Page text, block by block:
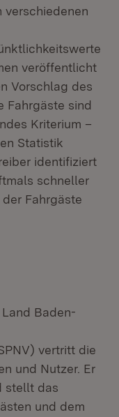
verschiedenen
veröffentlicht
Vorschlag des
Fahrgäste sind
Kriterium –
Statistik
identifiziert
schneller
Fahrgäste
Baden-
vertritt die
und Nutzer. Er
stellt das
und dem